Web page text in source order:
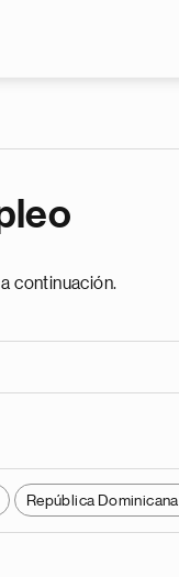
continuación.
República Dominicana